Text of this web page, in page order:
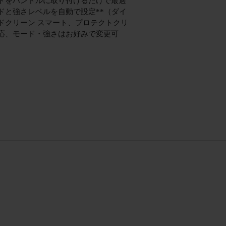
と強さレベルを自動で設定**（ダイ
クリーン スマート、プロテクトクリ
、モード・強さはお好みで変更可